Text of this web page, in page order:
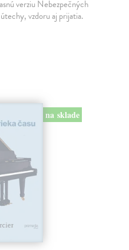
verziu Nebezpečných
vzdoru aj prijatia.
na sklade